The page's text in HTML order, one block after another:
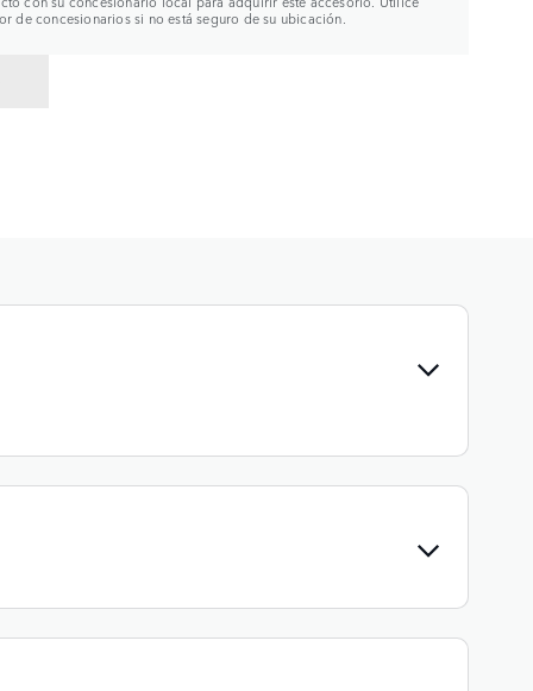
de concesionarios si no está seguro de su ubicación.